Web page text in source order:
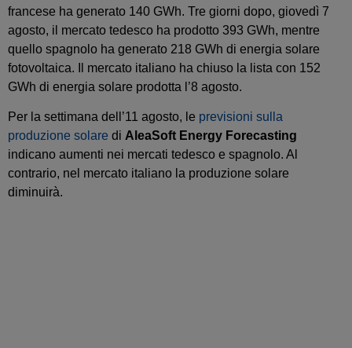
francese ha generato 140 GWh. Tre giorni dopo, giovedì 7
agosto, il mercato tedesco ha prodotto 393 GWh, mentre
quello spagnolo ha generato 218 GWh di energia solare
fotovoltaica. Il mercato italiano ha chiuso la lista con 152
GWh di energia solare prodotta l’8 agosto.
Per la settimana dell’11 agosto, le previsioni sulla
produzione solare di AleaSoft Energy Forecasting
indicano aumenti nei mercati tedesco e spagnolo. Al
contrario, nel mercato italiano la produzione solare
diminuirà.